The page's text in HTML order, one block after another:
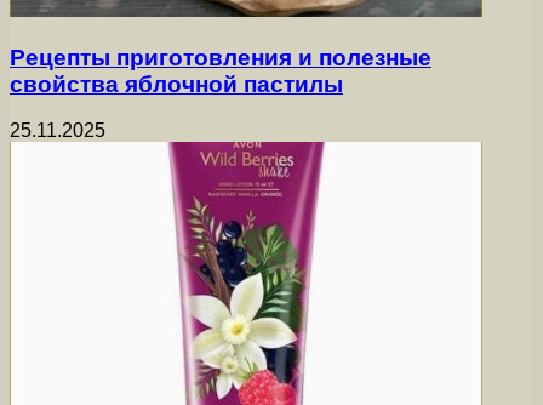
Рецепты приготовления и полезные
свойства яблочной пастилы
25.11.2025